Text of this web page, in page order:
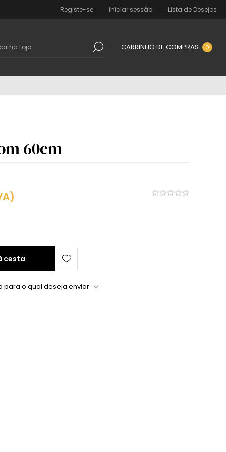
Registe-se Iniciar sessão Lista de Desejos
CARRINHO DE COMPRAS 0
60cm
cesta
para o qual deseja enviar